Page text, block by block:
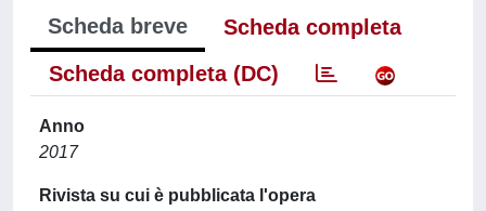
Scheda breve
Scheda completa
Scheda completa (DC)
Anno
2017
Rivista su cui è pubblicata l'opera